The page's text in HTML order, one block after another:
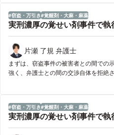
定します。○指定された判決期日に、裁
有罪の場合はどのような刑罰か）を言
結論）と、その結論に至った理由（判
ます。6. 控訴・上告（こうそ・じょう
（弁護人）も検察官も、定められた期
14日以内）に、上級の裁判所（高等裁
し立てる（控訴・上告）ことができま
主張することで執行猶予付きの判決を
窃盗・万引き 覚醒剤・大麻・麻薬
実刑濃厚の覚せい剤事件で
片瀬 了規 弁護士
まずは、窃盗事件の被害者との間での
強く、弁護士との間の交渉自体を拒絶
で、反省を示し更生環境を整える方
人から連絡を図り、集団ミーティング
を継続した。公判期日には、情状証人
だき、依頼者の更生環境と今後の更生
窃盗・万引き 覚醒剤・大麻・麻薬
実刑濃厚の覚せい剤事件で